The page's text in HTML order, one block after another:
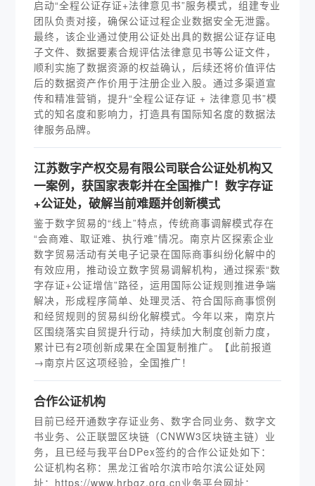
启动“全程公证存证+法律意见书”服务模式，组建专业
团队负责对接，确保公证过程企业数据安全无泄露。
最终，该企业通过使用公证处出具的数据公证存证电
子文件、数据要素合规评估法律意见书等公证文件，
顺利实施了数据资源的权益确认，后续还将价值评估
后的数据资产作价用于注册企业入股。通过多渠道宣
传和精准营销，提升“全程公证存证 + 法律意见书”模
式的知名度和影响力，打造具有国际知名度的数据法
律服务品牌。
江苏数字产权交易有限公司联合公证处机构又
一案例，获国家表彰并在全国推广！数字存证
+公证处，破解当前难题并创新模式
鉴于数字贸易的“线上”特点，传统商事调解模式存在
“会商难、取证难、执行难”情况。南京片区探索企业
数字贸易活动有关电子记录在国际商事纠纷化解中的
有效应用，推动设立数字贸易调解机构，通过探索“数
字存证+公证增信”路径，运用国际公证规则推进争端
解决，形成程序简单、处理灵活、符合国际商事惯例
和经贸规则的贸易纠纷化解模式。今年以来，南京片
区围绕落实自贸提升行动，持续加大制度创新力度，
累计已有2项创新成果在全国复制推广。【此前报道
→南京片区这项经验，全国推广！
合作公证机构
目前已经开通数字存证业务、数字合同业务、数字文
书业务、公正联盟区块链（CNWW3区块链主链）业
务，且已经与我平台DPex签约的合作公证处如下：
公证机构名称：黑龙江省哈尔滨市哈尔滨公证处网
址：https://www.hrbgz.org.cn业务平台网址：